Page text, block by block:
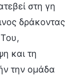
στη γη
δράκοντας
και τη
την ομάδα